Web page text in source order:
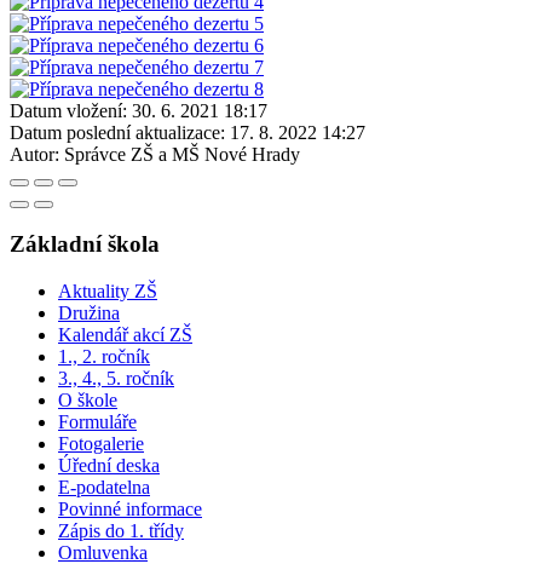
Datum vložení: 30. 6. 2021 18:17
Datum poslední aktualizace: 17. 8. 2022 14:27
Autor: Správce ZŠ a MŠ Nové Hrady
Základní škola
Aktuality ZŠ
Družina
Kalendář akcí ZŠ
1., 2. ročník
3., 4., 5. ročník
O škole
Formuláře
Fotogalerie
Úřední deska
E-podatelna
Povinné informace
Zápis do 1. třídy
Omluvenka